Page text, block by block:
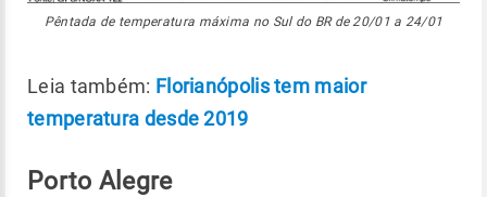
Pêntada de temperatura máxima no Sul do BR de 20/01 a 24/01
Leia também: Florianópolis tem maior
temperatura desde 2019
Porto Alegre